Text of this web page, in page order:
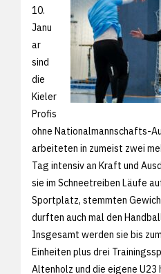
10.
Janu
ar
sind
die
Kieler
Profis
ohne Nationalmannschafts-
arbeiteten in zumeist zwei
Tag intensiv an Kraft und
sie im Schneetreiben Läufe
Sportplatz, stemmten
durften auch mal den
Insgesamt werden sie bis
Einheiten plus drei
Altenholz und die eigene